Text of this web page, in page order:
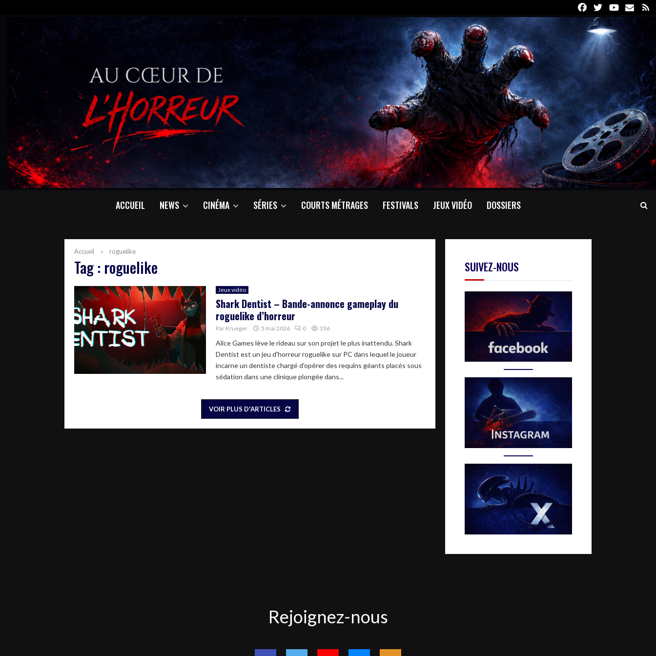
FacebookTwitterYoutube
Email
ACCUEIL NEWS CINÉMA SÉRIES COURTS MÉTRAGES FESTIVALS JEUX VIDÉO DOSSIERS
Accueil roguelike
Tag : roguelike
Jeux vidéo
Shark Dentist – Bande-annonce gameplay du
roguelike d’horreur
Par Krueger 5 mai 2026 0 336
Alice Games lève le rideau sur son projet le plus inattendu. Shark
Dentist est un jeu d'horreur roguelike sur PC dans lequel le joueur
incarne un dentiste chargé d'opérer des requins géants placés sous
sédation dans une clinique plongée dans...
VOIR PLUS D'ARTICLES
SUIVEZ-NOUS
nous
Rejoignez-nous